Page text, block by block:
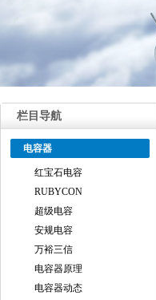
栏目导航
电容器
红宝石电容
RUBYCON
超级电容
安规电容
万裕三信
电容器原理
电容器动态